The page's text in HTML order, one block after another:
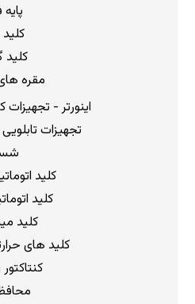
کلید
مقره
اینورتر - تجهیزات
تجهیزات
کلید
کلید
کلید
کلید های